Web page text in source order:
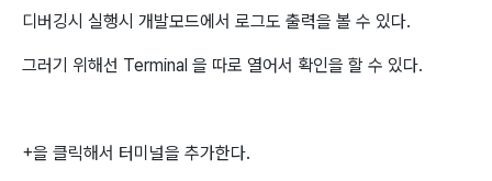
디버깅시 실행시 개발모드에서 로그도 출력을 볼 수 있다.
그러기 위해선 Terminal 을 따로 열어서 확인을 할 수 있다.
+을 클릭해서 터미널을 추가한다.